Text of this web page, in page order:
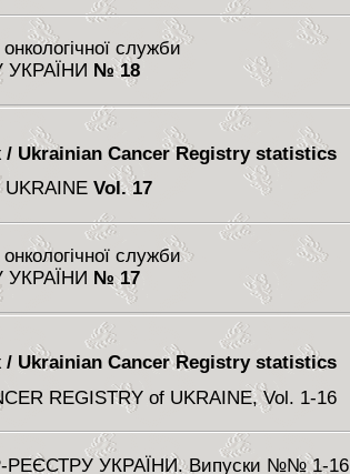
служби
№ 18
/ Ukrainian Cancer Registry statistics
UKRAINE Vol. 17
служби
№ 17
/ Ukrainian Cancer Registry statistics
REGISTRY of UKRAINE, Vol. 1-16
УКРАЇНИ. Випуски №№ 1-16